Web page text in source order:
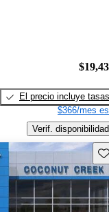
El precio incluye tasas
$366/mes
Verif. disponibilidad